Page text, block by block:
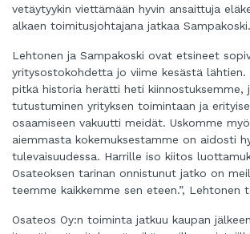
vetäytyykin viettämään hyvin ansaittuja
alkaen toimitusjohtajana jatkaa Sampakoski.
Lehtonen ja Sampakoski ovat etsineet
yritysostokohdetta jo viime kesästä lähtien.
pitkä historia herätti heti kiinnostuksemme,
tutustuminen yrityksen toimintaan ja
osaamiseen vakuutti meidät. Uskomme
aiemmasta kokemuksestamme on aidosti
tulevaisuudessa. Harrille iso kiitos
Osateoksen tarinan onnistunut jatko on
teemme kaikkemme sen eteen.”, Lehtonen
Osateos Oy:n toiminta jatkuu kaupan